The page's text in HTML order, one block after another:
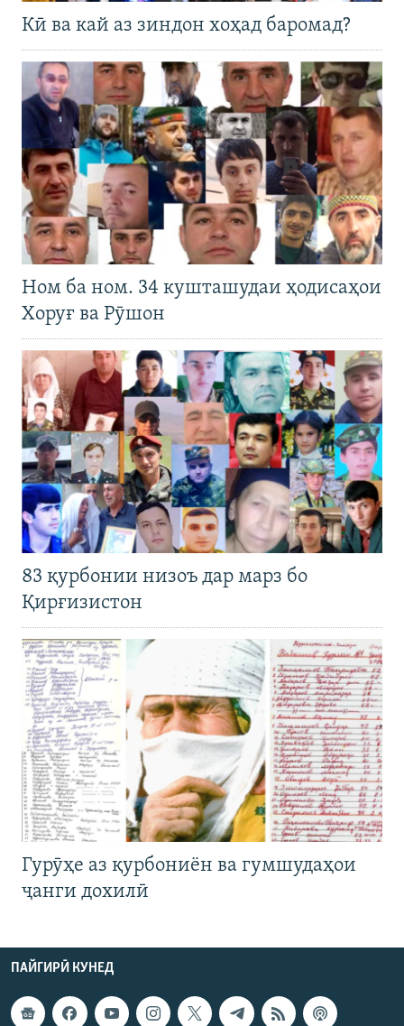
Кӣ ва кай аз зиндон хоҳад баромад?
Ном ба ном. 34 кушташудаи ҳодисаҳои
Хоруғ ва Рӯшон
83 қурбонии низоъ дар марз бо
Қирғизистон
Гурӯҳе аз қурбониён ва гумшудаҳои
ҷанги дохилӣ
ПАЙГИРӢ КУНЕД